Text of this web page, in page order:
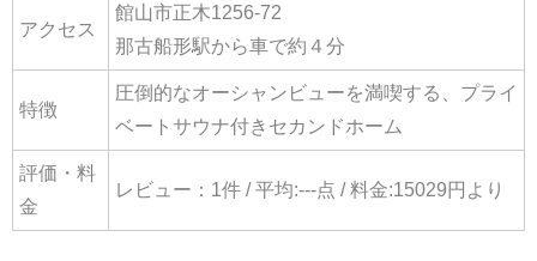
アクセス
館山市正木1256-72
那古船形駅から車で約４分
特徴
圧倒的なオーシャンビューを満喫する、プライ
ベートサウナ付きセカンドホーム
評価・料
金
レビュー：1件 / 平均:---点 / 料金:15029円より